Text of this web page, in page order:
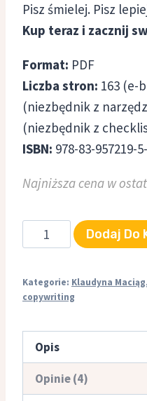
Pisz śmielej. Pisz
Kup teraz i zacznij
Format: PDF
Liczba stron: 163 (e-
(niezbędnik z
(niezbędnik z
ISBN: 978-83-957219-
Najniższa cena w
ilość
52
kreatywnego
(+
bonusy)
Dodaj Do
Kategorie: Klaudyna Maciąg
copywriting
Opis
Opinie (4)